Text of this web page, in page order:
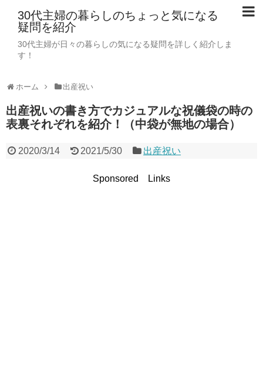
30代主婦の暮らしのちょっと気になる
疑問を紹介
30代主婦が日々の暮らしの気になる疑問を詳しく紹介しま
す！
ホーム 出産祝い
出産祝いの書き方でカジュアルな祝儀袋の時の
表裏それぞれを紹介！（中袋が無地の場合）
2020/3/14 2021/5/30 出産祝い
Sponsored Links